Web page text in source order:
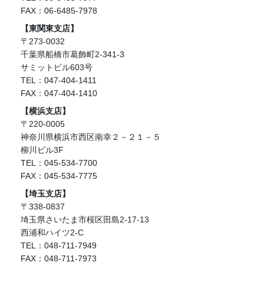
FAX：06-6485-7978
【東関東支店】
〒273-0032
千葉県船橋市葛飾町2-341-3
サミットビル603号
TEL：047-404-1411
FAX：047-404-1410
【横浜支店】
〒220-0005
神奈川県横浜市西区南幸２－２１－５
柳川ビル3F
TEL：045-534-7700
FAX：045-534-7775
【埼玉支店】
〒338-0837
埼玉県さいたま市桜区田島2-17-13
西浦和ハイツ2-C
TEL：048-711-7949
FAX：048-711-7973